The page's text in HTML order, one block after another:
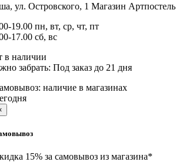
ул. Островского, 1 Магазин Артпостель
19.00 пн, вт, ср, чт, пт
17.00 сб, вс
в наличии
забрать: Под заказ до 21 дня
наличие в магазинах
15% за самовывоз из магазина*